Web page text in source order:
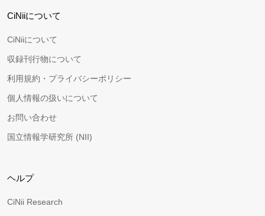
CiNiiについて
CiNiiについて
収録刊行物について
利用規約・プライバシーポリシー
個人情報の扱いについて
お問い合わせ
国立情報学研究所 (NII)
ヘルプ
CiNii Research